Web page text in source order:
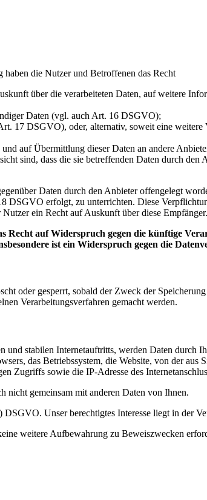
die Nutzer und Betroffenen das Recht
über die verarbeiteten Daten, auf weitere
Daten (vgl. auch Art. 16 DSGVO);
17 DSGVO), oder, alternativ, soweit eine
auf Übermittlung dieser Daten an andere
sind, dass die sie betreffenden Daten durch
Daten durch den Anbieter offengelegt
DSGVO erfolgt, zu unterrichten. Diese
ein Recht auf Auskunft über diese Empfänger.
auf Widerspruch gegen die künftige
ist ein Widerspruch gegen die
oder gesperrt, sobald der Zweck der
Verarbeitungsverfahren gemacht werden.
und stabilen Internetauftritts, werden Daten
das Betriebssystem, die Website, von der
Zugriffs sowie die IP-Adresse des
nicht gemeinsam mit anderen Daten von Ihnen.
Unser berechtigtes Interesse liegt in der
weitere Aufbewahrung zu Beweiszwecken